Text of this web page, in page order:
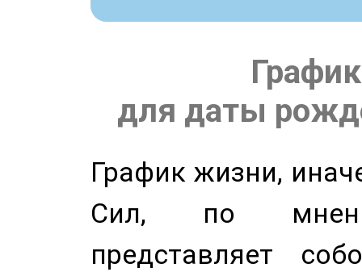
для даты
График жизни,
Сил, по
представляет